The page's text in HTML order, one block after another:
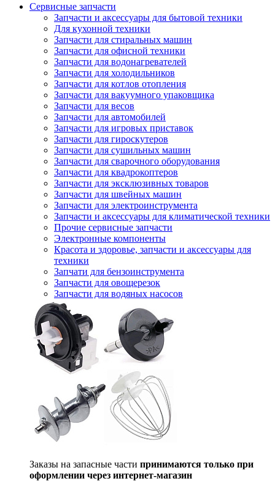
Сервисные запчасти
Запчасти и аксессуары для бытовой техники
Для кухонной техники
Запчасти для стиральных машин
Запчасти для офисной техники
Запчасти для водонагревателей
Запчасти для холодильников
Запчасти для котлов отопления
Запчасти для вакуумного упаковщика
Запчасти для весов
Запчасти для автомобилей
Запчасти для игровых приставок
Запчасти для гироскутеров
Запчасти для сушильных машин
Запчасти для сварочного оборудования
Запчасти для квадрокоптеров
Запчасти для эксклюзивных товаров
Запчасти для швейных машин
Запчасти для электроинструмента
Запчасти и аксессуары для климатической техники
Прочие сервисные запчасти
Электронные компоненты
Красота и здоровье, запчасти и аксессуары для
техники
Запчати для бензоинструмента
Запчасти для овощерезок
Запчасти для водяных насосов
Заказы на запасные части принимаются только при
оформлении через интернет-магазин